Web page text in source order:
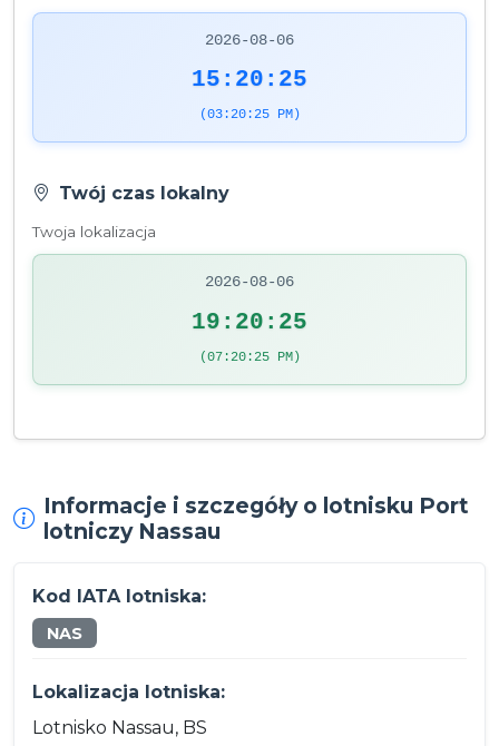
2026-08-06
15:20:25
(03:20:25 PM)
Twój czas lokalny
Twoja lokalizacja
2026-08-06
19:20:25
(07:20:25 PM)
Informacje i szczegóły o lotnisku Port
lotniczy Nassau
Kod IATA lotniska:
NAS
Lokalizacja lotniska:
Lotnisko Nassau, BS